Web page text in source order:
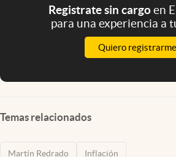
Registrate sin cargoen
para una experiencia a
Quiero registrarme
Temas relacionados
Martín Redrado Inflación